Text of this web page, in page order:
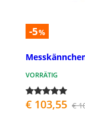
-5%
VORRÄTIG
€ 103,55 €